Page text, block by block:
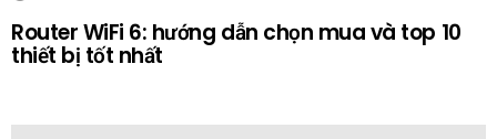
Router WiFi 6: hướng dẫn chọn mua và top 10
thiết bị tốt nhất